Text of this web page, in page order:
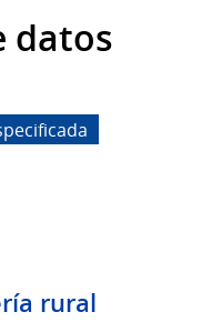
datos
rural